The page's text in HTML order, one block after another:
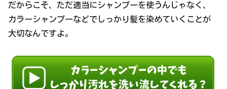
だからこそ、ただ適当にシャンプーを使うんじゃなく、
カラーシャンプーなどでしっかり髪を染めていくことが
大切なんですよ。